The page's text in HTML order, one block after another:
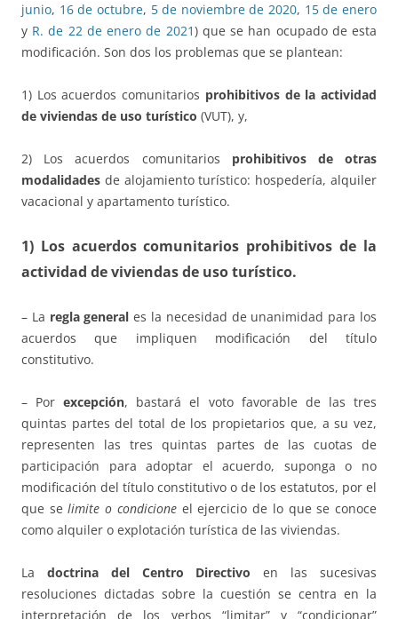
junio, 16 de octubre, 5 de noviembre de 2020, 15 de enero
y R. de 22 de enero de 2021) que se han ocupado de esta
modificación. Son dos los problemas que se plantean:
1) Los acuerdos comunitarios prohibitivos de la actividad
de viviendas de uso turístico (VUT), y,
2) Los acuerdos comunitarios prohibitivos de otras
modalidades de alojamiento turístico: hospedería, alquiler
vacacional y apartamento turístico.
1) Los acuerdos comunitarios prohibitivos de la
actividad de viviendas de uso turístico.
– La regla general es la necesidad de unanimidad para los
acuerdos que impliquen modificación del título
constitutivo.
– Porexcepción, bastará el voto favorable de las tres
quintas partes del total de los propietarios que, a su vez,
representen las tres quintas partes de las cuotas de
participación para adoptar el acuerdo, suponga o no
modificación del título constitutivo o de los estatutos, por el
que selimite o condicioneel ejercicio de lo que se conoce
como alquiler o explotación turística de las viviendas.
La doctrina del Centro Directivo en las sucesivas
resoluciones dictadas sobre la cuestión se centra en la
interpretación de los verbos “limitar” y “condicionar”